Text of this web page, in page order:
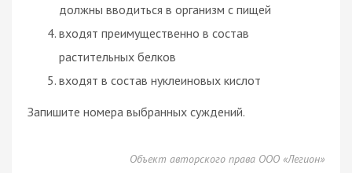
должны вводиться в организм с пищей
входят преимущественно в состав
растительных белков
входят в состав нуклеиновых кислот
Запишите номера выбранных суждений.
Объект авторского права ООО «Легион»